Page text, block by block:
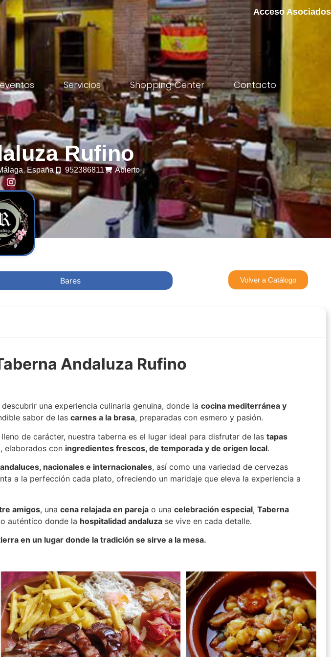
Acceso Asociados
Servicios Shopping Center Contacto
Rufino
España 952386811 Abierto
Bares Volver a Catálogo
Andaluza Rufino
una experiencia culinaria genuina, donde lacocina mediterránea y
sabor de lascarnes a la brasa, preparadas con esmero y pasión.
de carácter, nuestra taberna es el lugar ideal para disfrutar de lastapas
, elaborados con ingredientes frescos, de temporada y de origen local.
nacionales e internacionales, así como una variedad de cervezas
a la perfección cada plato, ofreciendo un maridaje que eleva la experiencia a
amigos, unacena relajada en pareja o unacelebración especial,Taberna
auténtico donde la hospitalidad andaluza se vive en cada detalle.
en un lugar donde la tradición se sirve a la mesa.